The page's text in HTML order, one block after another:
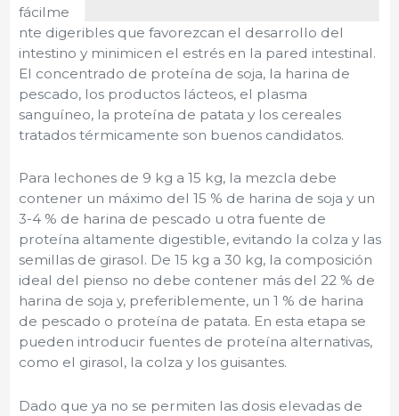
fácilme
nte digeribles que favorezcan el desarrollo del
intestino y minimicen el estrés en la pared intestinal.
El concentrado de proteína de soja, la harina de
pescado, los productos lácteos, el plasma
sanguíneo, la proteína de patata y los cereales
tratados térmicamente son buenos candidatos.
Para lechones de 9 kg a 15 kg, la mezcla debe
contener un máximo del 15 % de harina de soja y un
3-4 % de harina de pescado u otra fuente de
proteína altamente digestible, evitando la colza y las
semillas de girasol. De 15 kg a 30 kg, la composición
ideal del pienso no debe contener más del 22 % de
harina de soja y, preferiblemente, un 1 % de harina
de pescado o proteína de patata. En esta etapa se
pueden introducir fuentes de proteína alternativas,
como el girasol, la colza y los guisantes.
Dado que ya no se permiten las dosis elevadas de